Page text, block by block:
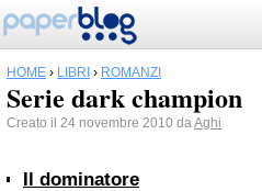
HOME › LIBRI › ROMANZI
Serie dark champion
Creato il 24 novembre 2010 daAghi
Il dominatore